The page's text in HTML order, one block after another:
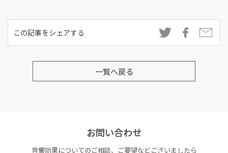
この記事をシェアする
一覧へ戻る
お問い合わせ
音響効果についてのご相談、ご要望などございましたら